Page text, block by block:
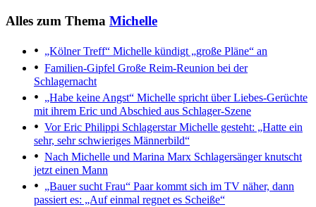
Alles zum Thema Michelle
„Kölner Treff“ Michelle kündigt „große Pläne“ an
Familien-Gipfel Große Reim-Reunion bei der
Schlagernacht
„Habe keine Angst“ Michelle spricht über Liebes-Gerüchte
mit ihrem Eric und Abschied aus Schlager-Szene
Vor Eric Philippi Schlagerstar Michelle gesteht: „Hatte ein
sehr, sehr schwieriges Männerbild“
Nach Michelle und Marina Marx Schlagersänger knutscht
jetzt einen Mann
„Bauer sucht Frau“ Paar kommt sich im TV näher, dann
passiert es: „Auf einmal regnet es Scheiße“